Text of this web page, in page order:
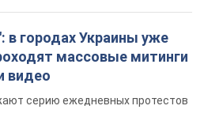
в городах Украины уже
массовые митинги
видео
серию ежедневных протестов